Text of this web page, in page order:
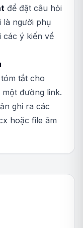
để đặt câu hỏi
là người phụ
các ý kiến về
tắt cho
đường link.
ghi ra các
hoặc file âm